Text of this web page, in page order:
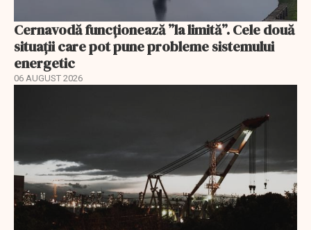
Cernavodă funcționează ”la limită”. Cele două
situații care pot pune probleme sistemului
energetic
06 AUGUST 2026